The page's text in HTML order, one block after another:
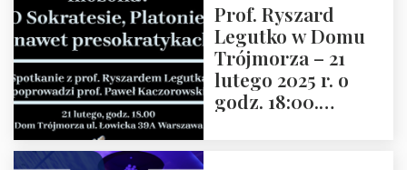
Prof. Ryszard
Legutko w Domu
Trójmorza – 21
lutego 2025 r. o
godz. 18:00.